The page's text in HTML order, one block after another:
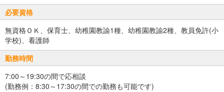
必要資格
無資格ＯＫ、保育士、幼稚園教諭1種、幼稚園教諭2種、教員免許(小
学校)、看護師
勤務時間
7:00～19:30の間で応相談
(勤務例：8:30～17:30の間での勤務も可能です)